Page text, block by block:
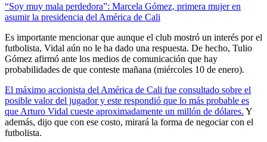
“Soy muy mala perdedora”: Marcela Gómez, primera mujer en
asumir la presidencia del América de Cali
Es importante mencionar que aunque el club mostró un interés por el
futbolista, Vidal aún no le ha dado una respuesta. De hecho, Tulio
Gómez afirmó ante los medios de comunicación que hay
probabilidades de que conteste mañana (miércoles 10 de enero).
El máximo accionista del América de Cali fue consultado sobre el
posible valor del jugador y este respondió que lo más probable es
que Arturo Vidal cueste aproximadamente un millón de dólares. Y
además, dijo que con ese costo, mirará la forma de negociar con el
futbolista.